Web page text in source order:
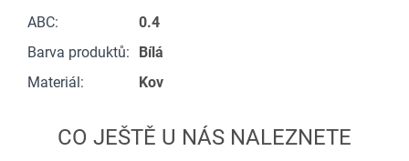
ABC:
0.4
Barva produktů:
Bílá
Materiál : Kov